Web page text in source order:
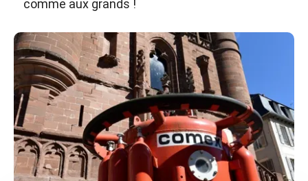
comme aux grands !